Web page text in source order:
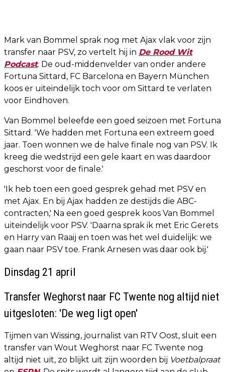
Mark van Bommel sprak nog met Ajax vlak voor zijn
transfer naar PSV, zo vertelt hij in De Rood Wit
Podcast. De oud-middenvelder van onder andere
Fortuna Sittard, FC Barcelona en Bayern München
koos er uiteindelijk toch voor om Sittard te verlaten
voor Eindhoven.
Van Bommel beleefde een goed seizoen met Fortuna
Sittard. 'We hadden met Fortuna een extreem goed
jaar. Toen wonnen we de halve finale nog van PSV. Ik
kreeg die wedstrijd een gele kaart en was daardoor
geschorst voor de finale.'
'Ik heb toen een goed gesprek gehad met PSV en
met Ajax. En bij Ajax hadden ze destijds die ABC-
contracten,' Na een goed gesprek koos Van Bommel
uiteindelijk voor PSV. 'Daarna sprak ik met Eric Gerets
en Harry van Raaij en toen was het wel duidelijk: we
gaan naar PSV toe. Frank Arnesen was daar ook bij.'
Dinsdag 21 april
Transfer Weghorst naar FC Twente nog altijd niet
uitgesloten: 'De weg ligt open'
Tijmen van Wissing, journalist van RTV Oost, sluit een
transfer van Wout Weghorst naar FC Twente nog
altijd niet uit, zo blijkt uit zijn woorden bij Voetbalpraat